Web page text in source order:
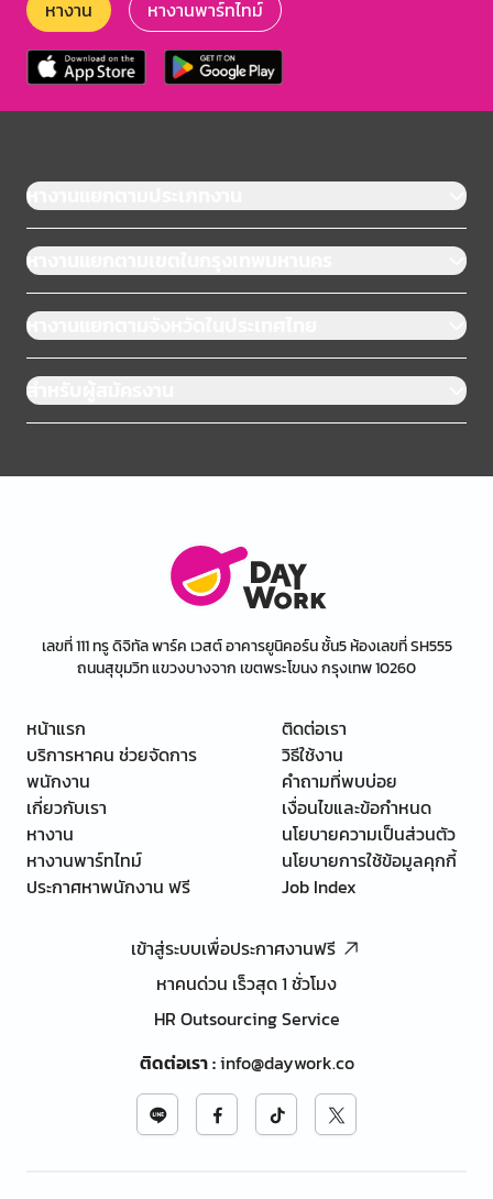
หางาน หางานพาร์ทไทม์
หางานแยกตามประเภทงาน
หางานแยกตามเขตในกรุงเทพมหานคร
หางานแยกตามจังหวัดในประเทศไทย
สำหรับผู้สมัครงาน
เลขที่ 111 ทรู ดิจิทัล พาร์ค เวสต์ อาคารยูนิคอร์น ชั้น5 ห้องเลขที่ SH555
ถนนสุขุมวิท แขวงบางจาก เขตพระโขนง กรุงเทพ 10260
หน้าแรก
บริการหาคน ช่วยจัดการ
พนักงาน
เกี่ยวกับเรา
หางาน
หางานพาร์ทไทม์
ประกาศหาพนักงาน ฟรี
ติดต่อเรา
วิธีใช้งาน
คำถามที่พบบ่อย
เงื่อนไขและข้อกำหนด
นโยบายความเป็นส่วนตัว
นโยบายการใช้ข้อมูลคุกกี้
Job Index
เข้าสู่ระบบเพื่อประกาศงานฟรี
หาคนด่วน เร็วสุด 1 ชั่วโมง
HR Outsourcing Service
ติดต่อเรา:info@daywork.co